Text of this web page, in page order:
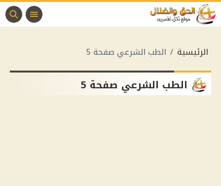
الرئيسية الطب الشرعي صفحة 5
الطب الشرعي صفحة 5